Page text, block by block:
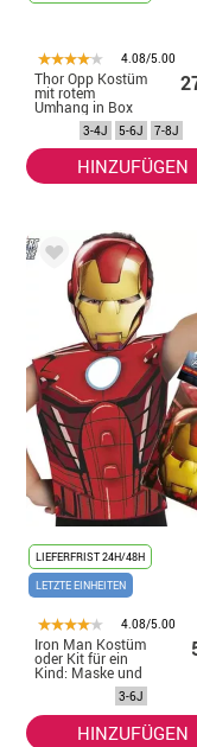
4.08/5.00
Thor Opp Kostüm
mit rotem
Umhang in Box
für Jungen
3-4J 5-6J 7-8J
HINZUFÜGEN
LIEFERFRIST 24H/48H
LETZTE EINHEITEN
4.08/5.00
Iron Man Kostüm
oder Kit für ein
Kind: Maske und
3-6J
HINZUFÜGEN